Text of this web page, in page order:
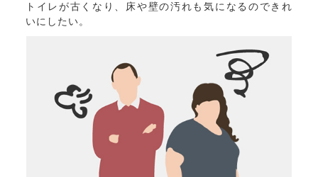
トイレが古くなり、床や壁の汚れも気になるのできれ
いにしたい。